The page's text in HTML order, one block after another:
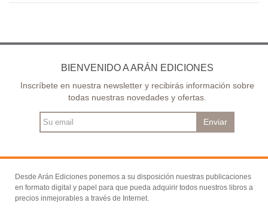
BIENVENIDO A ARÁN EDICIONES
Inscríbete en nuestra newsletter y recibirás información sobre
todas nuestras novedades y ofertas.
Enviar
Desde Arán Ediciones ponemos a su disposición nuestras publicaciones
en formato digital y papel para que pueda adquirir todos nuestros libros a
precios inmejorables a través de Internet.